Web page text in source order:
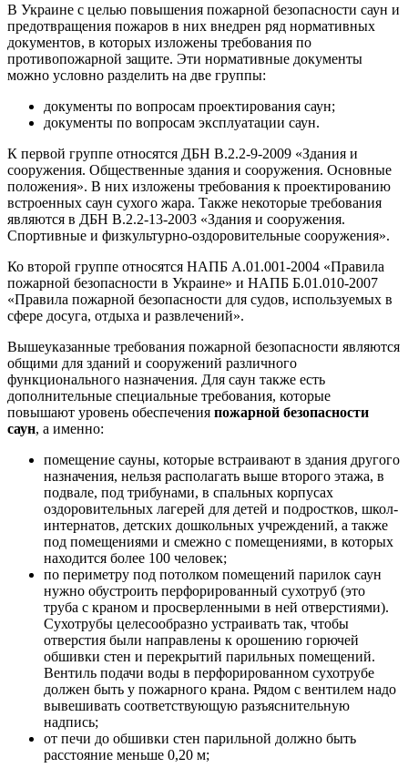
В Украине с целью повышения пожарной безопасности саун и
предотвращения пожаров в них внедрен ряд нормативных
документов, в которых изложены требования по
противопожарной защите. Эти нормативные документы
можно условно разделить на две группы:
документы по вопросам проектирования саун;
документы по вопросам эксплуатации саун.
К первой группе относятся ДБН В.2.2-9-2009 «Здания и
сооружения. Общественные здания и сооружения. Основные
положения». В них изложены требования к проектированию
встроенных саун сухого жара. Также некоторые требования
являются в ДБН В.2.2-13-2003 «Здания и сооружения.
Спортивные и физкультурно-оздоровительные сооружения».
Ко второй группе относятся НАПБ А.01.001-2004 «Правила
пожарной безопасности в Украине» и НАПБ Б.01.010-2007
«Правила пожарной безопасности для судов, используемых в
сфере досуга, отдыха и развлечений».
Вышеуказанные требования пожарной безопасности являются
общими для зданий и сооружений различного
функционального назначения. Для саун также есть
дополнительные специальные требования, которые
повышают уровень обеспечения пожарной безопасности
саун, а именно:
помещение сауны, которые встраивают в здания другого
назначения, нельзя располагать выше второго этажа, в
подвале, под трибунами, в спальных корпусах
оздоровительных лагерей для детей и подростков, школ-
интернатов, детских дошкольных учреждений, а также
под помещениями и смежно с помещениями, в которых
находится более 100 человек;
по периметру под потолком помещений парилок саун
нужно обустроить перфорированный сухотруб (это
труба с краном и просверленными в ней отверстиями).
Сухотрубы целесообразно устраивать так, чтобы
отверстия были направлены к орошению горючей
обшивки стен и перекрытий парильных помещений.
Вентиль подачи воды в перфорированном сухотрубе
должен быть у пожарного крана. Рядом с вентилем надо
вывешивать соответствующую разъяснительную
надпись;
от печи до обшивки стен парильной должно быть
расстояние меньше 0,20 м;